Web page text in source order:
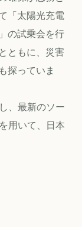
「太陽光充電
の試乗会を行
ともに、災害
探っていま
、最新のソー
用いて、日本